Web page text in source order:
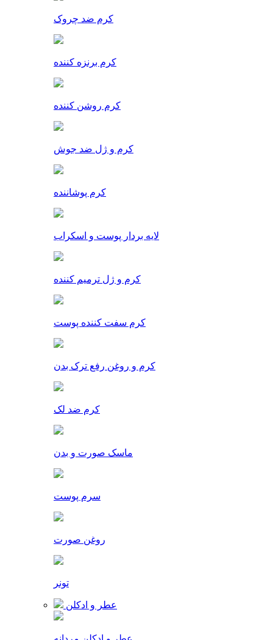
کرم ضد چروک
کرم برنزه کننده
کرم روشن کننده
کرم و ژل ضد جوش
کرم پوشاننده
لایه بردار پوست و اسکراب
کرم و ژل ترمیم کننده
کرم سفت کننده پوست
کرم و روغن رفع ترک بدن
کرم ضد لک
ماسک صورت و بدن
سرم پوست
روغن صورت
تونر
عطر و ادکلن